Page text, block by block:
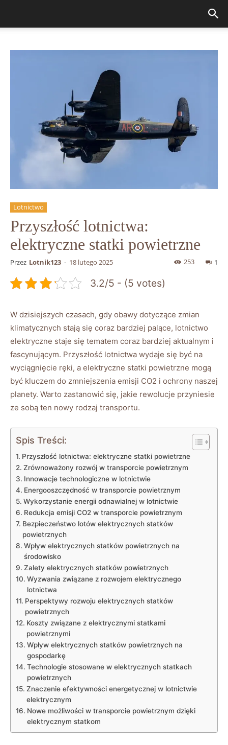
Lotnictwo
Przyszłość lotnictwa:
elektryczne statki powietrzne
Przez Lotnik123 - 18 lutego 2025 1
253
3.2/5 - (5 votes)
W dzisiejszych czasach, gdy obawy dotyczące zmian​
klimatycznych stają się coraz⁢ bardziej palące, lotnictwo
elektryczne‌ staje⁣ się​ tematem⁢ coraz ⁢bardziej aktualnym i
fascynującym. Przyszłość lotnictwa‍ wydaje się być na⁣
wyciągnięcie ​ręki, a elektryczne ⁢statki ‍powietrzne mogą
być kluczem do‌ zmniejszenia emisji CO2 i ochrony naszej
planety. Warto‍ zastanowić⁤ się, jakie rewolucje przyniesie
⁢ze sobą ten nowy rodzaj ‌transportu.
Spis Treści:
Przyszłość lotnictwa: elektryczne statki powietrzne
Zrównoważony⁢ rozwój w transporcie powietrznym
Innowacje technologiczne w lotnictwie
Energooszczędność w ⁢transporcie powietrznym
Wykorzystanie energii odnawialnej w lotnictwie
Redukcja emisji CO2 w transporcie powietrznym
Bezpieczeństwo lotów ‌elektrycznych ⁢statków
powietrznych
Wpływ elektrycznych statków powietrznych na
środowisko
Zalety elektrycznych⁣ statków ‌powietrznych
Wyzwania związane z rozwojem elektrycznego
lotnictwa
Perspektywy rozwoju elektrycznych ​statków
powietrznych
Koszty związane z elektrycznymi statkami
powietrznymi
Wpływ elektrycznych statków powietrznych na
⁣gospodarkę
Technologie stosowane ⁤w elektrycznych statkach
powietrznych
Znaczenie efektywności ⁣energetycznej‌ w lotnictwie
⁢elektrycznym
Nowe możliwości w‍ transporcie ​powietrznym dzięki‍
elektrycznym statkom